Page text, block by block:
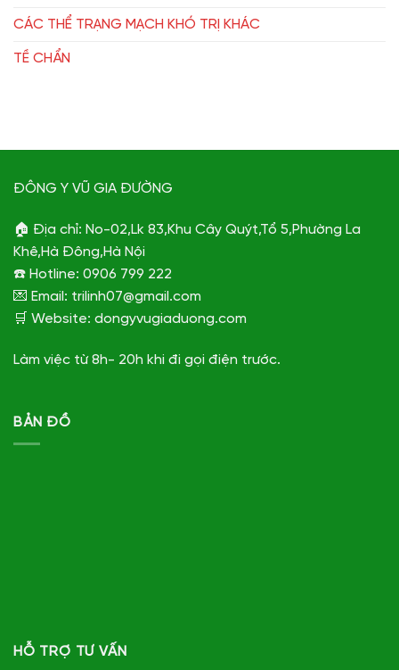
CÁC THỂ TRẠNG MẠCH KHÓ TRỊ KHÁC
TỀ CHẨN
ĐÔNG Y VŨ GIA ĐƯỜNG
🏠 Địa chỉ: No-02,Lk 83,Khu Cây Quýt,Tổ 5,Phường La
Khê,Hà Đông,Hà Nội
☎️ Hotline: 0906 799 222
💌 Email: trilinh07@gmail.com
🛒 Website: dongyvugiaduong.com
Làm việc từ 8h- 20h khi đi gọi điện trước.
BẢN ĐỒ
HỖ TRỢ TƯ VẤN